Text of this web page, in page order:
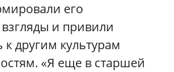
его
и привили
к другим культурам
«Я еще в старшей